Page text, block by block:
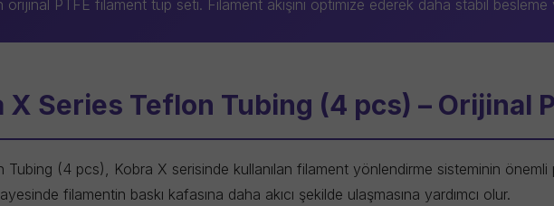
PTFE filament tüp seti. Filament akışını optimize ederek daha stabil
Series Teflon Tubing (4 pcs) – Orijinal
Tubing (4 pcs) , Kobra X serisinde kullanılan filament yönlendirme sisteminin önemli
filamentin baskı kafasına daha akıcı şekilde ulaşmasına yardımcı olur.